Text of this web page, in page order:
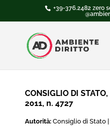
+39-376.2482 zero
CONSIGLIO DI
2011, n. 4727
Autorità: Consiglio di Stato |